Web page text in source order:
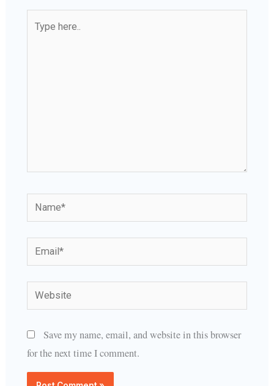
Name*
Email*
Website
Save my name, email, and website in this browser
for the next time I comment.